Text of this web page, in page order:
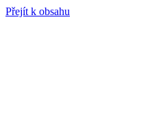
Přejít k obsahu